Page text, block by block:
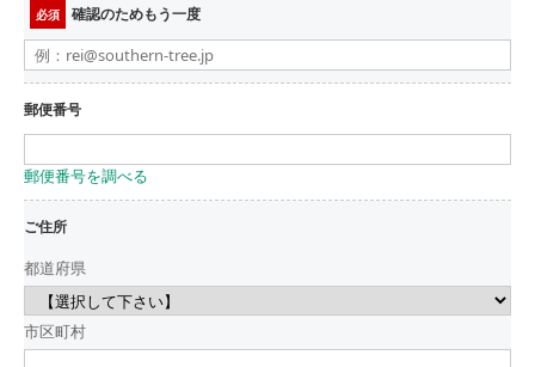
必須 確認のためもう一度
郵便番号
郵便番号を調べる
ご住所
都道府県
市区町村